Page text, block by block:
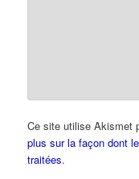
Ce site utilise Akismet
plus sur la façon dont
traitées.